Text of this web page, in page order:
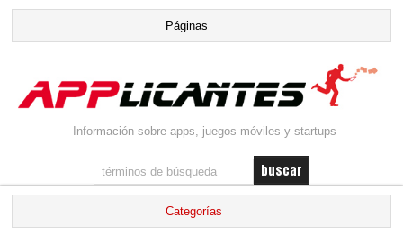
Información sobre apps, juegos móviles y startups